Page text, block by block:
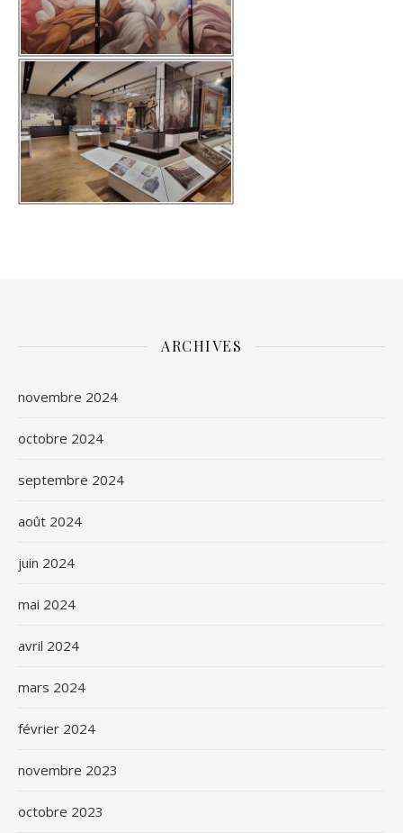
ARCHIVES
novembre 2024
octobre 2024
septembre 2024
août 2024
juin 2024
mai 2024
avril 2024
mars 2024
février 2024
novembre 2023
octobre 2023